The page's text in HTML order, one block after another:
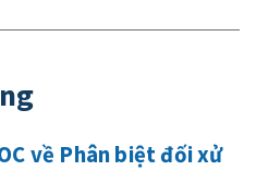
về Phân biệt đối xử